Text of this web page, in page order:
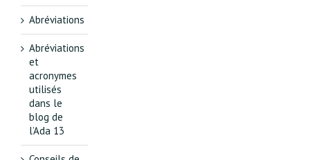
Abréviations
Abréviations
et
acronymes
utilisés
dans le
blog de
l’Ada 13